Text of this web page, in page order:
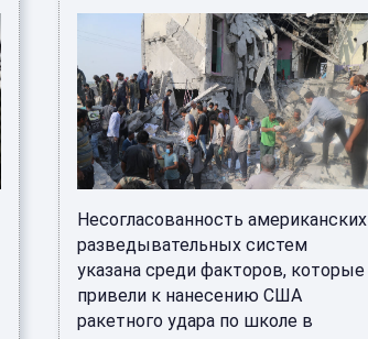
Несогласованность американских
разведывательных систем
указана среди факторов, которые
привели к нанесению США
ракетного удара по школе в